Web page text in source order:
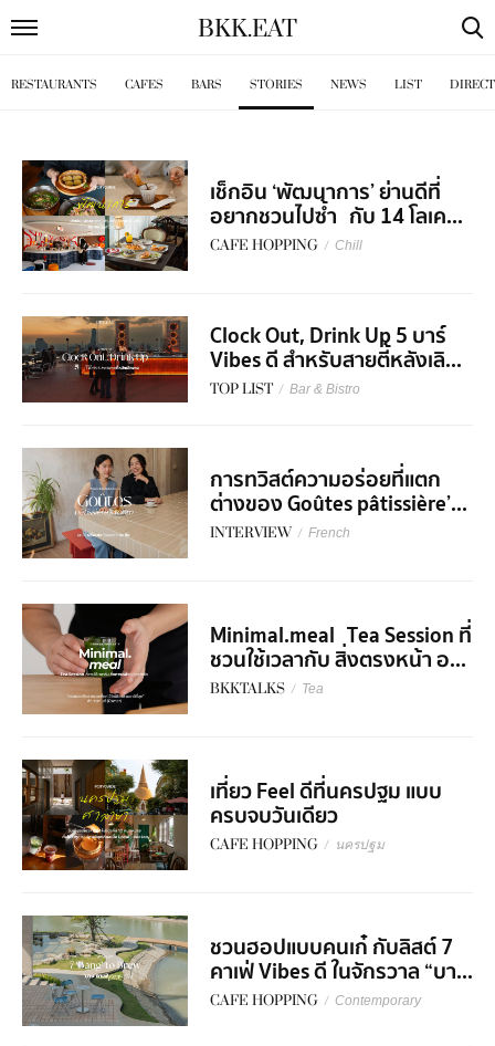
BKK.EAT
RESTAURANTS CAFES BARS STORIES NEWS LIST
เช็กอิน ‘พัฒนาการ’ ย่านดีที่
อยากชวนไปซ้ำ กับ 14 โลเค...
CAFE HOPPING / Chill
Clock Out, Drink Up 5 บาร์
Vibes ดี สำหรับสายตี้หลังเลิ...
TOP LIST / Bar & Bistro
การทวิสต์ความอร่อยที่แตก
ต่างของ Goûtes pâtissière’...
INTERVIEW / French
Minimal.meal Tea Session ที่
ชวนใช้เวลากับ สิ่งตรงหน้า อ...
BKKTALKS / Tea
เที่ยว Feel ดีที่นครปฐม แบบ
ครบจบวันเดียว
CAFE HOPPING / นครปฐม
ชวนฮอปแบบคนเก๋ กับลิสต์ 7
คาเฟ่ Vibes ดี ในจักรวาล “บา...
CAFE HOPPING / Contemporary